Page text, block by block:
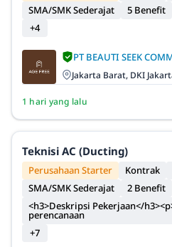
SMA/SMK Sederajat
5 Benefit
+4
PT BEAUTI SEEK
Jakarta Barat, DKI
1 hari yang lalu
Teknisi AC (Ducting)
Perusahaan Starter Kontrak
SMA/SMK Sederajat
2 Benefit
<h3>Deskripsi Pekerjaan</
perencanaan
+7